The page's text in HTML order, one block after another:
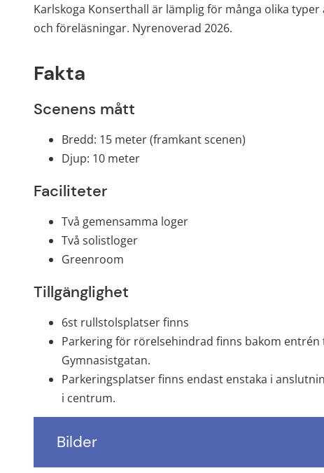
Karlskoga Konserthall är lämplig för många olika
och föreläsningar. Nyrenoverad 2026.
Fakta
Scenens mått
Bredd: 15 meter (framkant scenen)
Djup: 10 meter
Faciliteter
Två gemensamma loger
Två solistloger
Greenroom
Tillgänglighet
6st rullstolsplatser finns
Parkering för rörelsehindrad finns bakom entrén
Gymnasistgatan.
Parkeringsplatser finns endast enstaka i
i centrum.
Bilder